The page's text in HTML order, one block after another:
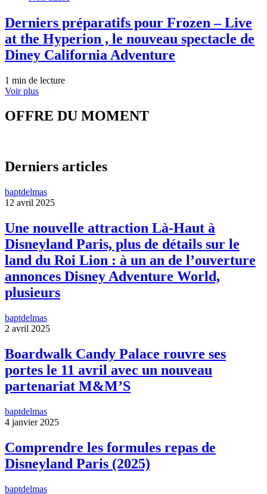
Derniers préparatifs pour Frozen – Live
at the Hyperion , le nouveau spectacle de
Diney California Adventure
1 min de lecture
Voir plus
OFFRE DU MOMENT
Derniers articles
baptdelmas
12 avril 2025
Une nouvelle attraction Là-Haut à
Disneyland Paris, plus de détails sur le
land du Roi Lion : à un an de l’ouverture
annonces Disney Adventure World,
plusieurs
baptdelmas
2 avril 2025
Boardwalk Candy Palace rouvre ses
portes le 11 avril avec un nouveau
partenariat M&M’S
baptdelmas
4 janvier 2025
Comprendre les formules repas de
Disneyland Paris (2025)
baptdelmas